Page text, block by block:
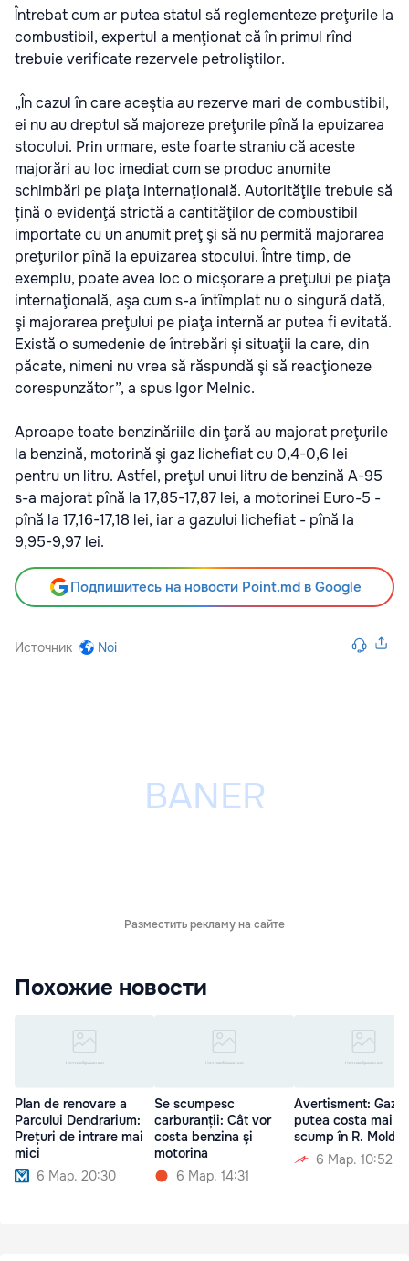
Întrebat cum ar putea statul să reglementeze preţurile la
combustibil, expertul a menţionat că în primul rînd
trebuie verificate rezervele petroliştilor.
„În cazul în care aceştia au rezerve mari de combustibil,
ei nu au dreptul să majoreze preţurile pînă la epuizarea
stocului. Prin urmare, este foarte straniu că aceste
majorări au loc imediat cum se produc anumite
schimbări pe piaţa internaţională. Autorităţile trebuie să
țină o evidenţă strictă a cantităţilor de combustibil
importate cu un anumit preţ şi să nu permită majorarea
preţurilor pînă la epuizarea stocului. Între timp, de
exemplu, poate avea loc o micşorare a preţului pe piaţa
internaţională, aşa cum s-a întîmplat nu o singură dată,
şi majorarea preţului pe piaţa internă ar putea fi evitată.
Există o sumedenie de întrebări şi situaţii la care, din
păcate, nimeni nu vrea să răspundă şi să reacţioneze
corespunzător”, a spus Igor Melnic.
Aproape toate benzinăriile din ţară au majorat preţurile
la benzină, motorină şi gaz lichefiat cu 0,4-0,6 lei
pentru un litru. Astfel, preţul unui litru de benzină А-95
s-a majorat pînă la 17,85-17,87 lei, a motorinei Euro-5 -
pînă la 17,16-17,18 lei, iar a gazului lichefiat - pînă la
9,95-9,97 lei.
Подпишитесь на новости Point.md в Google
Источник Noi
Разместить рекламу на сайте
Похожие новости
Plan de renovare a
Parcului Dendrarium:
Prețuri de intrare mai
mici
6 Мар. 20:30
Se scumpesc
carburanții: Cât vor
costa benzina şi
motorina
6 Мар. 14:31
Avertisment:
putea costa mai
scump în R.
6 Мар. 10:52